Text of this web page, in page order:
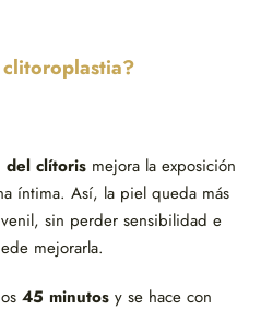
del clítoris mejora la exposición
íntima. Así, la piel queda más
sin perder sensibilidad e
mejorarla.
45 minutos y se hace con